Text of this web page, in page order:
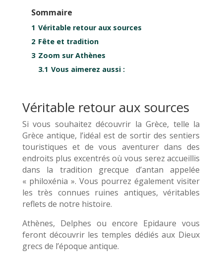
Sommaire
1 Véritable retour aux sources
2 Fête et tradition
3 Zoom sur Athènes
3.1 Vous aimerez aussi :
Véritable retour aux sources
Si vous souhaitez découvrir la Grèce, telle la
Grèce antique, l’idéal est de sortir des sentiers
touristiques et de vous aventurer dans des
endroits plus excentrés où vous serez accueillis
dans la tradition grecque d’antan appelée
« philoxénia ». Vous pourrez également visiter
les très connues ruines antiques, véritables
reflets de notre histoire.
Athènes, Delphes ou encore Epidaure vous
feront découvrir les temples dédiés aux Dieux
grecs de l’époque antique.